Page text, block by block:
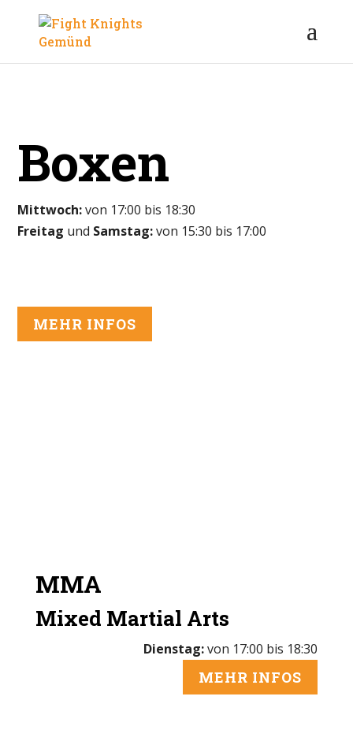
Boxen
Mittwoch:von 17:00 bis 18:30
Freitag und Samstag:von 15:30 bis 17:00
MEHR INFOS
MMA
Mixed Martial Arts
Dienstag:von 17:00 bis 18:30
MEHR INFOS